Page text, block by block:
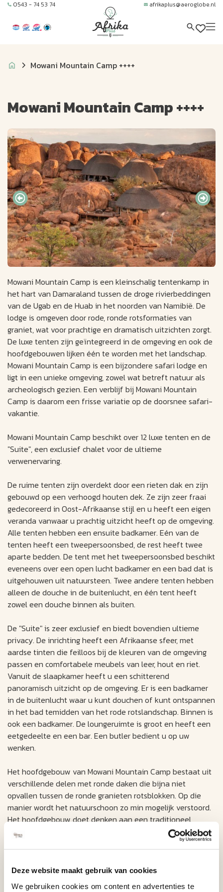
Deze website maakt gebruik van cookies
We gebruiken cookies om content en advertenties te
0543 - 74 53 74 afrikaplus@aeroglobe.nl
Mowani Mountain Camp ++++
Mowani Mountain Camp ++++
Mowani Mountain Camp is een kleinschalig tentenkamp in
het hart van Damaraland tussen de droge rivierbeddingen
van de Ugab en de Huab in het noorden van Namibië. De
lodge is omgeven door rode, ronde rotsformaties van
graniet, wat voor prachtige en dramatisch uitzichten zorgt.
De luxe tenten zijn geïntegreerd in de omgeving en ook de
hoofdgebouwen lijken één te worden met het landschap.
Mowani Mountain Camp is een bijzondere safari lodge en
ligt in een unieke omgeving, zowel wat betreft natuur als
archeologisch gezien. Een verblijf bij Mowani Mountain
Camp is daarom een frisse variatie op de doorsnee safari-
vakantie.
Mowani Mountain Camp beschikt over 12 luxe tenten en de
"Suite", een exclusief chalet voor de ultieme
verwenervaring.
De ruime tenten zijn overdekt door een rieten dak en zijn
gebouwd op een verhoogd houten dek. Ze zijn zeer fraai
gedecoreerd in Oost-Afrikaanse stijl en u heeft een eigen
veranda vanwaar u prachtig uitzicht heeft op de omgeving.
Alle tenten hebben een ensuite badkamer. Eén van de
tenten heeft een tweepersoonsbed, de rest heeft twee
aparte bedden. De tent met het tweepersoonsbed beschikt
eveneens over een open lucht badkamer en een bad dat is
uitgehouwen uit natuursteen. Twee andere tenten hebben
alleen de douche in de buitenlucht, en één tent heeft
zowel een douche binnen als buiten.
De "Suite" is zeer exclusief en biedt bovendien ultieme
privacy. De inrichting heeft een Afrikaanse sfeer, met
aardse tinten die feilloos bij de kleuren van de omgeving
passen en comfortabele meubels van leer, hout en riet.
Vanuit de slaapkamer heeft u een schitterend
panoramisch uitzicht op de omgeving. Er is een badkamer
in de buitenlucht waar u kunt douchen of kunt ontspannen
in het bad temidden van het rode rotslandschap. Binnen is
ook een badkamer. De loungeruimte is groot en heeft een
eetgedeelte en een bar. Een butler bedient u op uw
wenken.
Het hoofdgebouw van Mowani Mountain Camp bestaat uit
verschillende delen met ronde daken die bijna niet
opvallen tussen de ronde granieten rotsblokken. Op die
manier wordt het natuurschoon zo min mogelijk verstoord.
Het hoofdgebouw doet denken aan een traditioneel
Afrikaans dorpje.
360 graden uitzicht op de omgeving. Onder het hoge ronde